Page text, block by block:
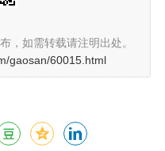
何录取?
新的投档录取模式，即一
。是指考生在填报高考志
干个平行院校志愿。
志愿院校录取时，考生所
，如需转载请注明出处。
gaosan/60015.html